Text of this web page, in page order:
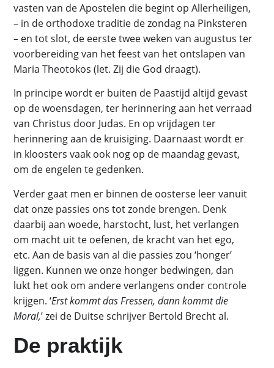
vasten van de Apostelen die begint op Allerheiligen,
– in de orthodoxe traditie de zondag na Pinksteren
– en tot slot, de eerste twee weken van augustus ter
voorbereiding van het feest van het ontslapen van
Maria Theotokos (let. Zij die God draagt).
In principe wordt er buiten de Paastijd altijd gevast
op de woensdagen, ter herinnering aan het verraad
van Christus door Judas. En op vrijdagen ter
herinnering aan de kruisiging. Daarnaast wordt er
in kloosters vaak ook nog op de maandag gevast,
om de engelen te gedenken.
Verder gaat men er binnen de oosterse leer vanuit
dat onze passies ons tot zonde brengen. Denk
daarbij aan woede, harstocht, lust, het verlangen
om macht uit te oefenen, de kracht van het ego,
etc. Aan de basis van al die passies zou ‘honger’
liggen. Kunnen we onze honger bedwingen, dan
lukt het ook om andere verlangens onder controle
krijgen. ‘Erst kommt das Fressen, dann kommt die
Moral,’ zei de Duitse schrijver Bertold Brecht al.
De praktijk